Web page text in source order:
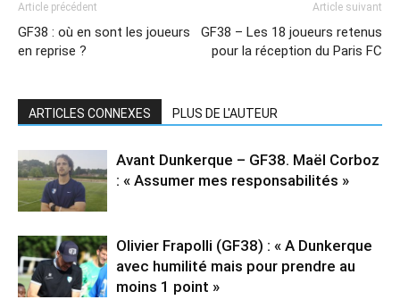
Article précédent
GF38 : où en sont les joueurs
en reprise ?
Article suivant
GF38 – Les 18 joueurs retenus
pour la réception du Paris FC
ARTICLES CONNEXES PLUS DE L'AUTEUR
Avant Dunkerque – GF38. Maël Corboz
: « Assumer mes responsabilités »
Olivier Frapolli (GF38) : « A Dunkerque
avec humilité mais pour prendre au
moins 1 point »